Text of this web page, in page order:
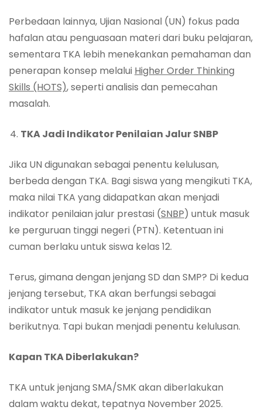
Perbedaan lainnya, Ujian Nasional (UN) fokus pada
hafalan atau penguasaan materi dari buku pelajaran,
sementara TKA lebih menekankan pemahaman dan
penerapan konsep melalui Higher Order Thinking
Skills (HOTS), seperti analisis dan pemecahan
masalah.
TKA Jadi Indikator Penilaian Jalur SNBP
Jika UN digunakan sebagai penentu kelulusan,
berbeda dengan TKA. Bagi siswa yang mengikuti TKA,
maka nilai TKA yang didapatkan akan menjadi
indikator penilaian jalur prestasi (SNBP) untuk masuk
ke perguruan tinggi negeri (PTN). Ketentuan ini
cuman berlaku untuk siswa kelas 12.
Terus, gimana dengan jenjang SD dan SMP? Di kedua
jenjang tersebut, TKA akan berfungsi sebagai
indikator untuk masuk ke jenjang pendidikan
berikutnya. Tapi bukan menjadi penentu kelulusan.
Kapan TKA Diberlakukan?
TKA untuk jenjang SMA/SMK akan diberlakukan
dalam waktu dekat, tepatnya November 2025.